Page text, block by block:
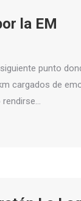
la EM
punto
cargados de
rendirse…